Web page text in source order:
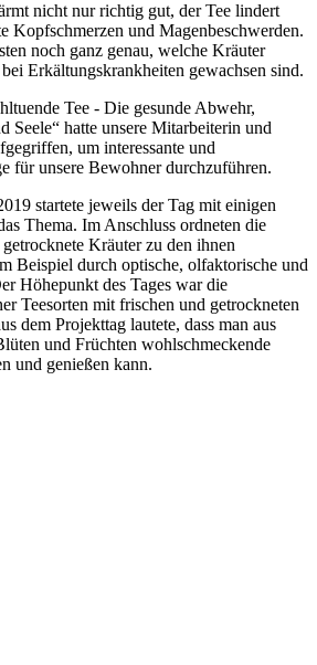
nicht nur richtig gut, der Tee lindert
Kopfschmerzen und Magenbeschwerden.
noch ganz genau, welche Kräuter
Erkältungskrankheiten gewachsen sind.
Tee - Die gesunde Abwehr,
Seele“ hatte unsere Mitarbeiterin und
um interessante und
für unsere Bewohner durchzuführen.
startete jeweils der Tag mit einigen
Thema. Im Anschluss ordneten die
Kräuter zu den ihnen
Beispiel durch optische, olfaktorische und
Höhepunkt des Tages war die
Teesorten mit frischen und getrockneten
dem Projekttag lautete, dass man aus
und Früchten wohlschmeckende
und genießen kann.